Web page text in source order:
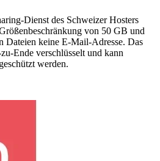
Dienst des Schweizer Hosters
von 50 GB und
Dateien keine E-Mail-Adresse. Das
Ende verschlüsselt und kann
werden.